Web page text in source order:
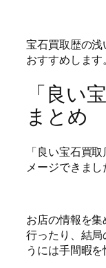
宝石買取歴の
おすすめします。
「良い
まとめ
「良い宝石買
メージできまし
お店の情報を
行ったり、結
うには手間暇を